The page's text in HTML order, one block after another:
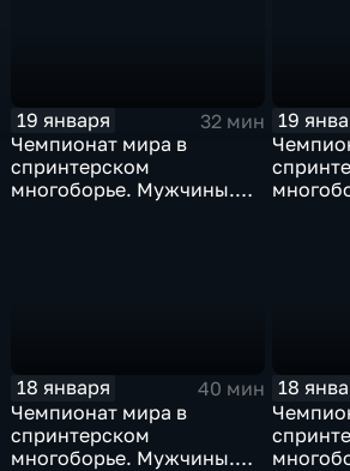
19 января
32 мин
Чемпионат мира в
спринтерском
многоборье. Мужчины.
19
18 января
40 мин
Чемпионат мира в
спринтерском
многоборье. Мужчины.
18